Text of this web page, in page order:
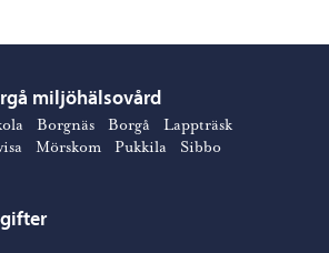
– Gå till startsidan
miljöhälsovård
Borgnäs Borgå
Lappträsk
Mörskom Pukkila Sibbo